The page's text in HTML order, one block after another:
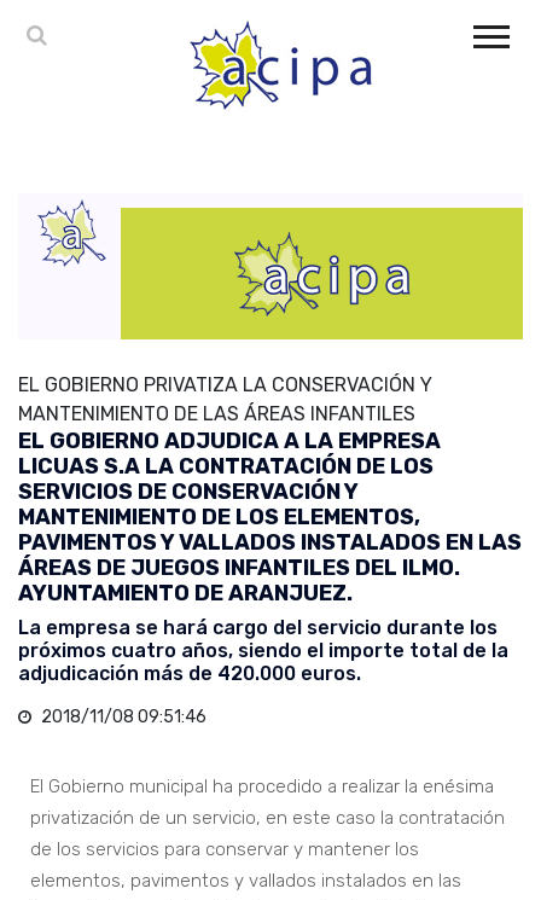
EL GOBIERNO PRIVATIZA LA CONSERVACIÓN Y
MANTENIMIENTO DE LAS ÁREAS INFANTILES
EL GOBIERNO ADJUDICA A LA EMPRESA
LICUAS S.A LA CONTRATACIÓN DE LOS
SERVICIOS DE CONSERVACIÓN Y
MANTENIMIENTO DE LOS ELEMENTOS,
PAVIMENTOS Y VALLADOS INSTALADOS EN LAS
ÁREAS DE JUEGOS INFANTILES DEL ILMO.
AYUNTAMIENTO DE ARANJUEZ.
La empresa se hará cargo del servicio durante los
próximos cuatro años, siendo el importe total de la
adjudicación más de 420.000 euros.
2018/11/08 09:51:46
El Gobierno municipal ha procedido a realizar la enésima
privatización de un servicio, en este caso la contratación
de los servicios para conservar y mantener los
elementos, pavimentos y vallados instalados en las